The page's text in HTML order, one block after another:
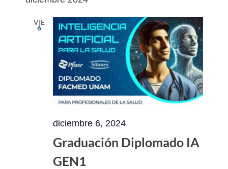
de
vistas
de
Eventos
de
Evento
fecha.
VIE
6
diciembre 6, 2024
Graduación Diplomado IA
GEN1